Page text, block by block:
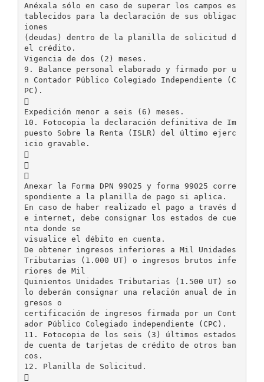
Anéxala sólo en caso de superar los campos es
tablecidos para la declaración de sus obligac
iones
(deudas) dentro de la planilla de solicitud d
el crédito.
Vigencia de dos (2) meses.
9. Balance personal elaborado y firmado por u
n Contador Público Colegiado Independiente (C
PC).

Expedición menor a seis (6) meses.
10. Fotocopia la declaración definitiva de Im
puesto Sobre la Renta (ISLR) del último ejerc
icio gravable.



Anexar la Forma DPN 99025 y forma 99025 corre
spondiente a la planilla de pago si aplica.
En caso de haber realizado el pago a través d
e internet, debe consignar los estados de cue
nta donde se
visualice el débito en cuenta.
De obtener ingresos inferiores a Mil Unidades
Tributarias (1.000 UT) o ingresos brutos infe
riores de Mil
Quinientos Unidades Tributarias (1.500 UT) so
lo deberán consignar una relación anual de in
gresos o
certificación de ingresos firmada por un Cont
ador Público Colegiado independiente (CPC).
11. Fotocopia de los seis (3) últimos estados
de cuenta de tarjetas de crédito de otros ban
cos.
12. Planilla de Solicitud.
